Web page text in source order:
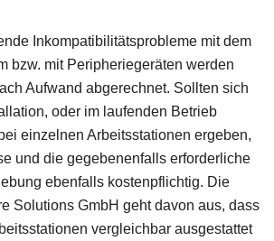
Inkompatibilitätsprobleme mit dem
bzw. mit Peripheriegeräten werden
Aufwand abgerechnet. Sollten sich
oder im laufenden Betrieb
einzelnen Arbeitsstationen ergeben,
und die gegebenenfalls erforderliche
ebenfalls kostenpflichtig. Die
Solutions GmbH geht davon aus, dass
vergleichbar ausgestattet